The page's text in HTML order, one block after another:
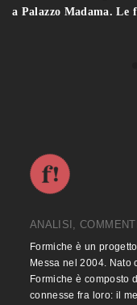
a Palazzo Madama. Le
ANALISI,
Formiche è un
Messa nel 2004. Nato
Formiche è composto
connesse fra loro: il